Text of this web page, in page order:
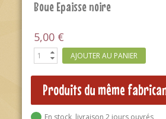
Produits du même
En stock, livraison 2 jours ouvrés